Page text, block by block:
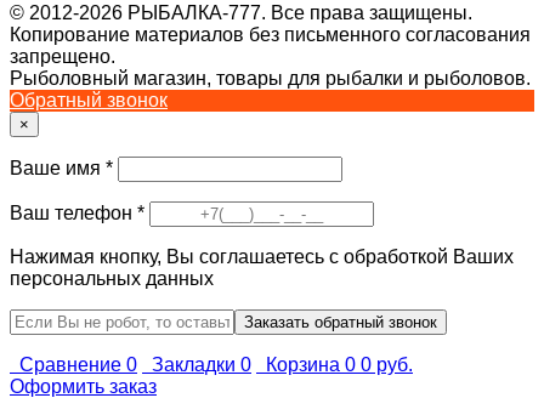
© 2012-2026 РЫБАЛКА-777. Все права защищены.
Копирование материалов без письменного согласования
запрещено.
Рыболовный магазин, товары для рыбалки и рыболовов.
Обратный звонок
×
Ваше имя *
Ваш телефон *
Нажимая кнопку, Вы соглашаетесь с обработкой Ваших
персональных данных
Сравнение 0 Закладки 0 Корзина 0 0 руб.
Оформить заказ